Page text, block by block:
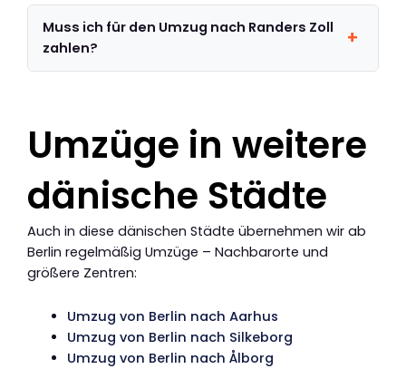
Muss ich für den Umzug nach Randers Zoll
zahlen?
Umzüge in weitere
dänische Städte
Auch in diese dänischen Städte übernehmen wir ab
Berlin regelmäßig Umzüge – Nachbarorte und
größere Zentren:
Umzug von Berlin nach Aarhus
Umzug von Berlin nach Silkeborg
Umzug von Berlin nach Ålborg